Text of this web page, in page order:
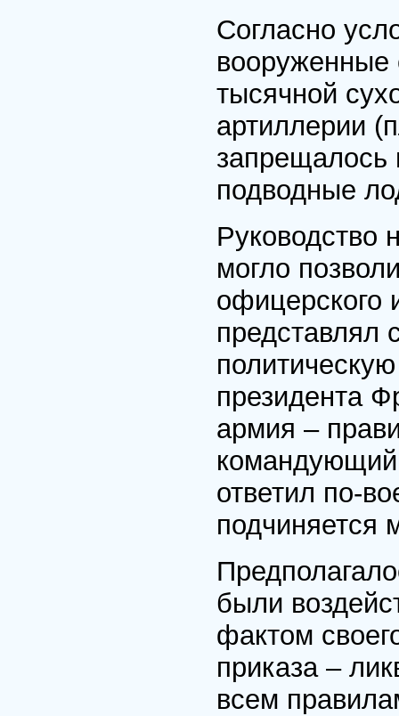
Согласно
вооруженные
тысячной
артиллерии
подводные
Руководство
могло
офицерского
представлял
президента
армия –
командующий
ответил по-
подчиняется
были
фактом
приказа –
всем